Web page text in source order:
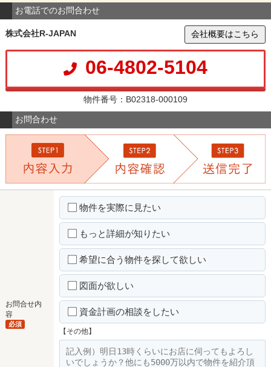
お電話でのお問合わせ
株式会社R-JAPAN 会社概要はこちら
06-4802-5104
物件番号：B02318-000109
お問合わせ
お問合せ内
容
必須
物件を実際に見たい
もっと詳細が知りたい
希望に合う物件を探して欲しい
図面が欲しい
資金計画の相談をしたい
【その他】